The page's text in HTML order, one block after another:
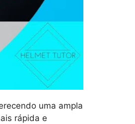
uma ampla
rápida e